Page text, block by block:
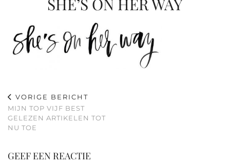
SHE’S ON HER WAY
VORIGE BERICHT
MIJN TOP VIJF BEST
GELEZEN ARTIKELEN TOT
NU TOE
GEEF EEN REACTIE